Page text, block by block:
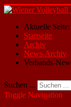
Aktuelle Seite:
Startseite
Archiv
News-Archiv
Verbands-
Suchen ...
Toggle Navigation